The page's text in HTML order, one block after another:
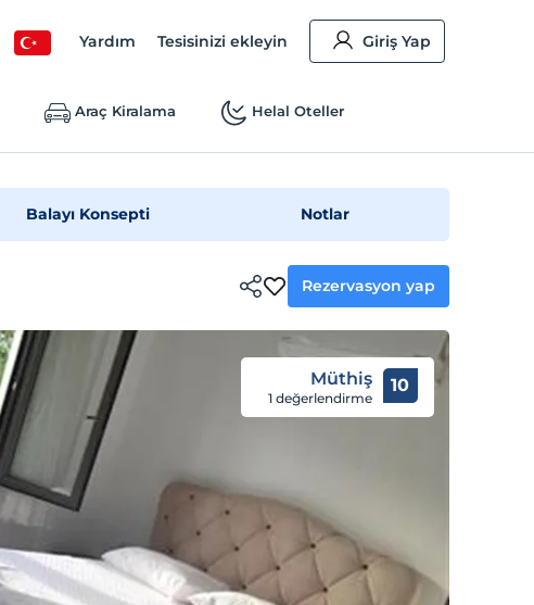
Yardım Tesisinizi ekleyin Giriş Yap
Araç Kiralama Helal Oteller
Balayı Konsepti Notlar
Rezervasyon yap
Müthiş
1 değerlendirme
10